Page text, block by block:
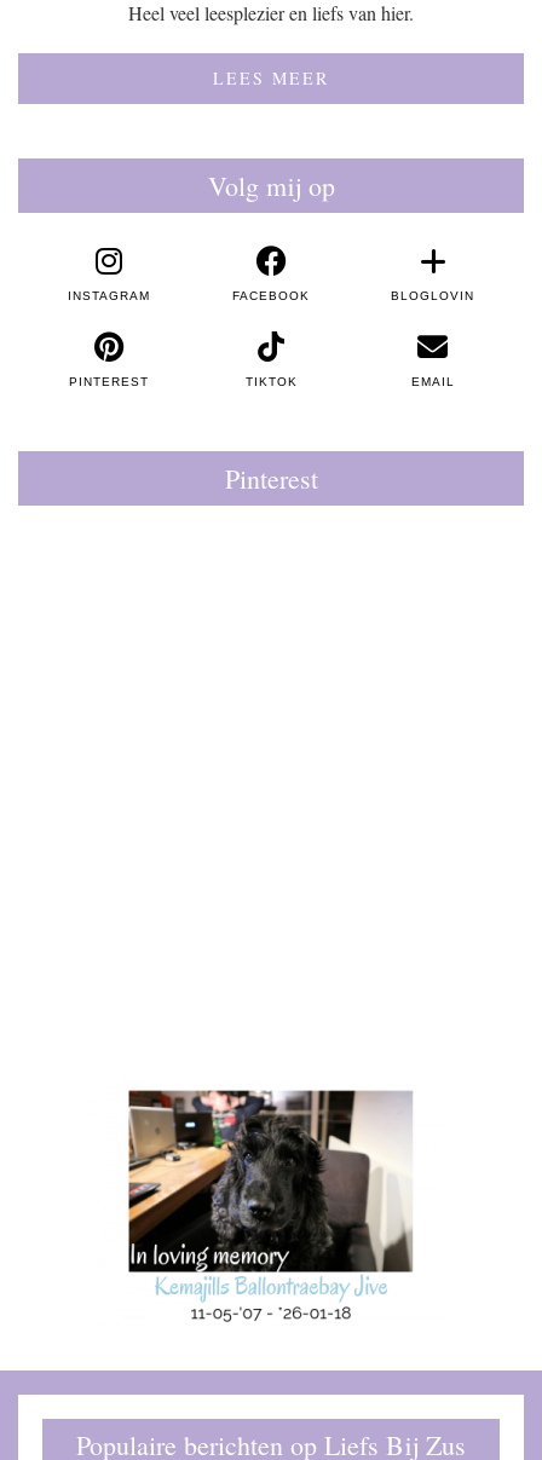
Heel veel leesplezier en liefs van hier.
LEES MEER
Volg mij op
INSTAGRAM FACEBOOK BLOGLOVIN
PINTEREST TIKTOK EMAIL
Pinterest
Populaire berichten op Liefs Bij Zus